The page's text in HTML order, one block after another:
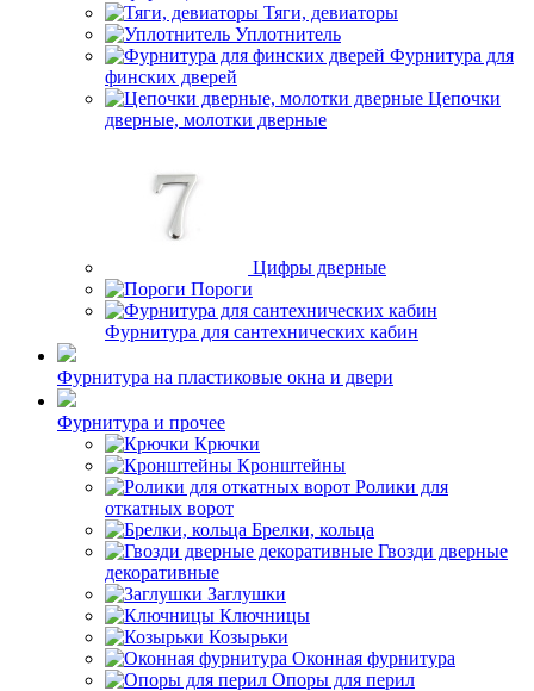
Тяги, девиаторы
Уплотнитель
Фурнитура для
финских дверей
Цепочки
дверные, молотки дверные
Цифры дверные
Пороги
Фурнитура для сантехнических кабин
Фурнитура на пластиковые окна и двери
Фурнитура и прочее
Крючки
Кронштейны
Ролики для
откатных ворот
Брелки, кольца
Гвозди дверные
декоративные
Заглушки
Ключницы
Козырьки
Оконная фурнитура
Опоры для перил